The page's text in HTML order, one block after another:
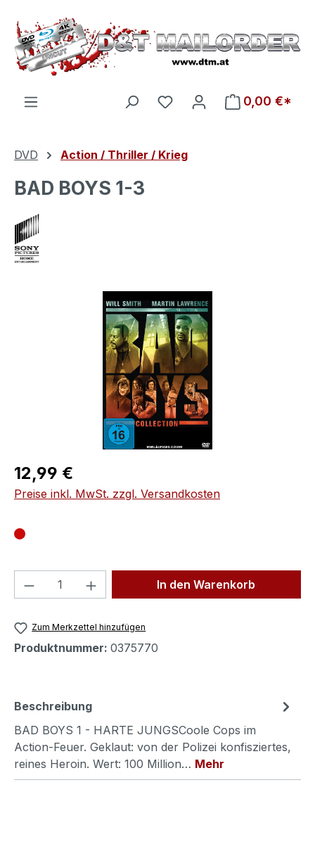
Zum Hauptinhalt springen
Du hast 0 Produkte auf
0,00 €*
DVD Action / Thriller / Krieg
BAD BOYS 1-3
Bildergalerie überspringen
Regulärer Preis:
12,99 €
Preise inkl. MwSt. zzgl. Versandkosten
Produkt Anzahl: Gib denIn den Warenkorb
Zum Merkzettel hinzufügen
Produktnummer: 0375770
Beschreibung
BAD BOYS 1 - HARTE JUNGSCoole Cops im
Action-Feuer. Geklaut: von der Polizei konfisziertes,
reines Heroin. Wert: 100 Million… Mehr